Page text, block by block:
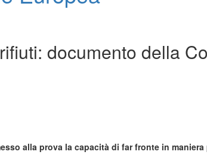
documento della
alla prova la capacità di far fronte in maniera